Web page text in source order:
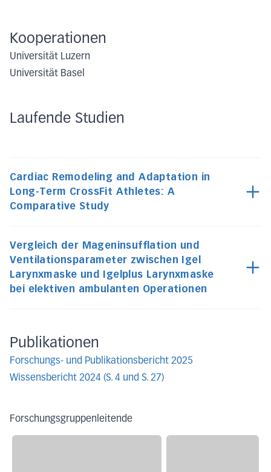
Kooperationen
Universität Luzern
Universität Basel
Laufende Studien
Cardiac Remodeling and Adaptation in
Long-Term CrossFit Athletes: A
Comparative Study
Vergleich der Mageninsufflation und
Ventilationsparameter zwischen Igel
Larynxmaske und Igelplus Larynxmaske
bei elektiven ambulanten Operationen
Publikationen
Forschungs- und Publikationsbericht 2025
Wissensbericht 2024 (S. 4 und S. 27)
Forschungsgruppenleitende